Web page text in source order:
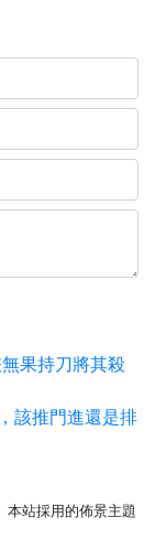
果持刀將其殺
該推門進還是排
本站採用的佈景主題